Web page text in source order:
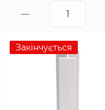
Закінчується